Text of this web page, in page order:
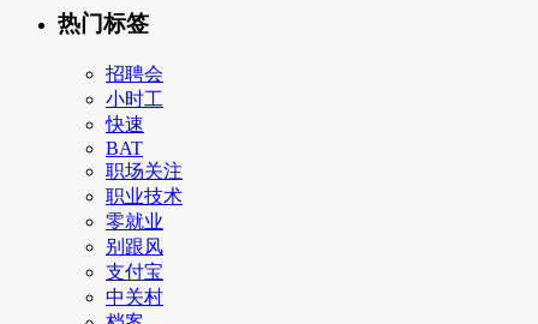
热门标签
招聘会
小时工
快速
BAT
职场关注
职业技术
零就业
别跟风
支付宝
中关村